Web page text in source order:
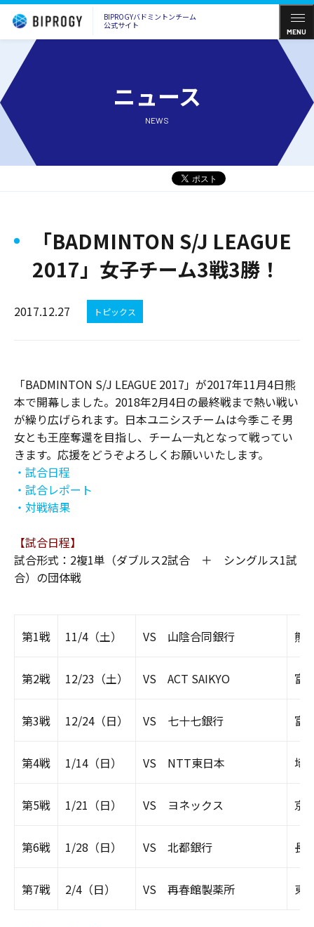
BIPROGYバドミントンチーム
公式サイト
MENU
ニュース
NEWS
「BADMINTON S/J LEAGUE
2017」女子チーム3戦3勝！
2017.12.27 トピックス
「BADMINTON S/J LEAGUE 2017」が2017年11月4日熊
本で開幕しました。2018年2月4日の最終戦まで熱い戦い
が繰り広げられます。日本ユニシスチームは今季こそ男
女とも王座奪還を目指し、チーム一丸となって戦ってい
きます。応援をどうぞよろしくお願いいたします。
・試合日程
・試合レポート
・対戦結果
【試合日程】
試合形式：2複1単（ダブルス2試合 ＋ シングルス1試
合）の団体戦
第1戦 11/4（土） VS 山陰合同銀行 熊
第2戦 12/23（土） VS ACT SAIKYO 富
第3戦 12/24（日） VS 七十七銀行 富
第4戦 1/14（日） VS NTT東日本 埼
第5戦 1/21（日） VS ヨネックス 京
第6戦 1/28（日） VS 北都銀行 長
第7戦 2/4（日） VS 再春館製薬所 東